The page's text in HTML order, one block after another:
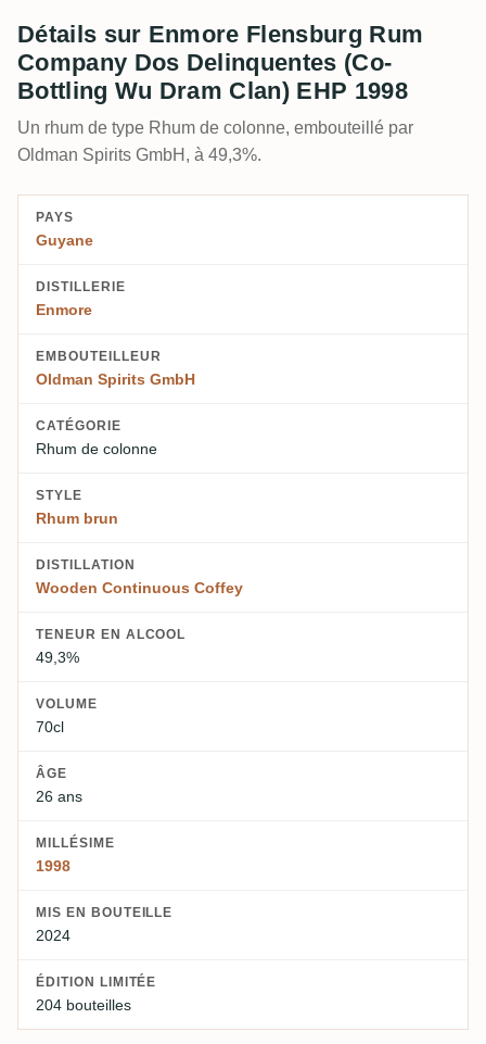
Détails sur Enmore Flensburg Rum
Company Dos Delinquentes (Co-
Bottling Wu Dram Clan) EHP 1998
Un rhum de type Rhum de colonne, embouteillé par
Oldman Spirits GmbH, à 49,3%.
PAYS
Guyane
DISTILLERIE
Enmore
EMBOUTEILLEUR
Oldman Spirits GmbH
CATÉGORIE
Rhum de colonne
STYLE
Rhum brun
DISTILLATION
Wooden Continuous Coffey
TENEUR EN ALCOOL
49,3%
VOLUME
70cl
ÂGE
26 ans
MILLÉSIME
1998
MIS EN BOUTEILLE
2024
ÉDITION LIMITÉE
204 bouteilles